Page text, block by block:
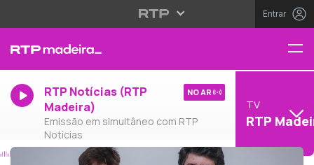
Entrar
RTP Notícias (RTP
Madeira)
Emissão em simultâneo com RTP
Notícias
NO AR
TV
RTP